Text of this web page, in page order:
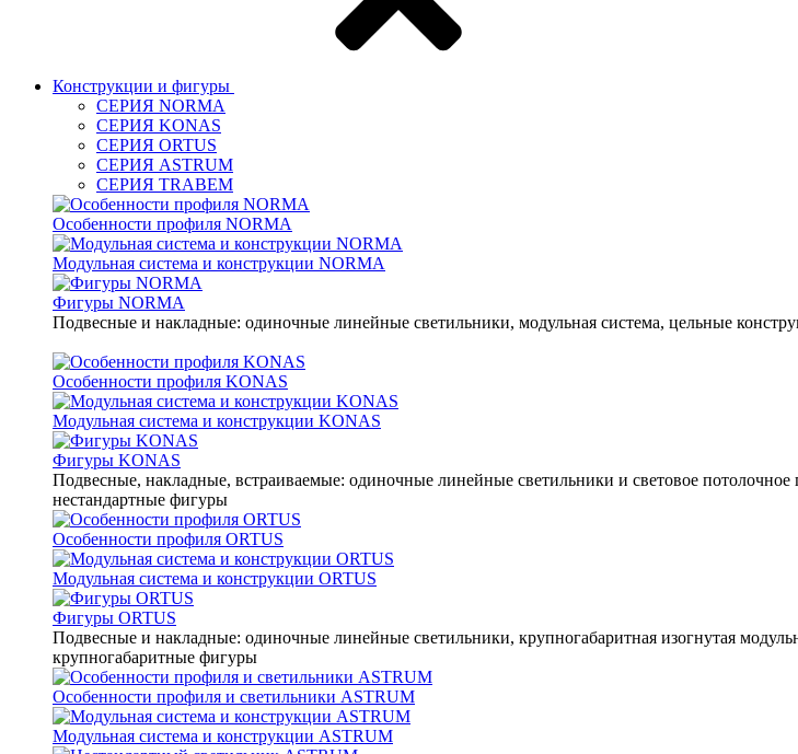
Конструкции и фигуры
СЕРИЯ NORMA
СЕРИЯ KONAS
СЕРИЯ ORTUS
СЕРИЯ ASTRUM
СЕРИЯ TRABEM
Особенности профиля NORMA
Модульная система и конструкции NORMA
Фигуры NORMA
Подвесные и накладные: одиночные линейные светильники, модульная система, цельные
Особенности профиля KONAS
Модульная система и конструкции KONAS
Фигуры KONAS
Подвесные, накладные, встраиваемые: одиночные линейные светильники и световое
нестандартные фигуры
Особенности профиля ORTUS
Модульная система и конструкции ORTUS
Фигуры ORTUS
Подвесные и накладные: одиночные линейные светильники, крупногабаритная изогнутая
крупногабаритные фигуры
Особенности профиля и светильники ASTRUM
Модульная система и конструкции ASTRUM